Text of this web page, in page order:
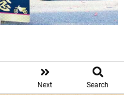
Next Search